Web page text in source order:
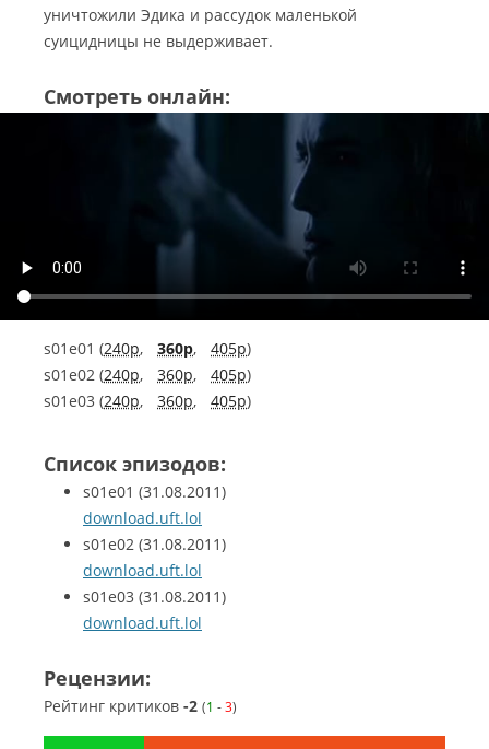
уничтожили Эдика и рассудок маленькой
суицидницы не выдерживает.
Смотреть онлайн:
s01e01 (240p, 360p, 405p)
s01e02 (240p, 360p, 405p)
s01e03 (240p, 360p, 405p)
Список эпизодов:
s01e01 (31.08.2011)
download.uft.lol
s01e02 (31.08.2011)
download.uft.lol
s01e03 (31.08.2011)
download.uft.lol
Рецензии:
Рейтинг критиков -2 (1 -3)